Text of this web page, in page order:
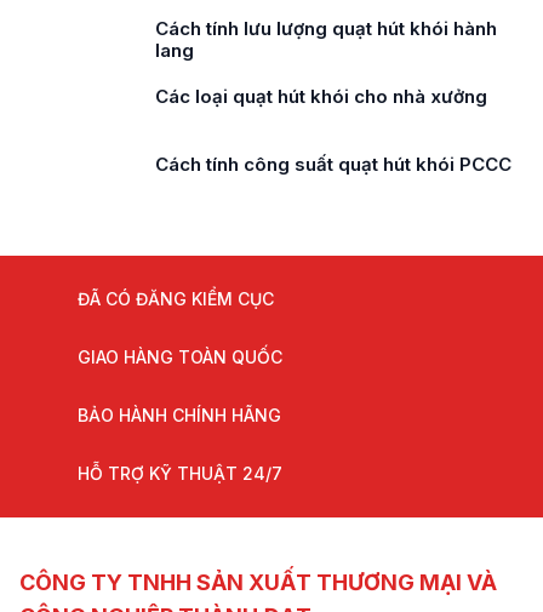
Tiêu chuẩn quạt hút khói hành lang
Các loại quạt hút khói cho tòa nhà cao
Cách tính lưu lượng quạt hút khói
ĐÃ CÓ ĐĂNG KIỂM CỤC
GIAO HÀNG TOÀN QUỐC
BẢO HÀNH CHÍNH HÃNG
HỖ TRỢ KỸ THUẬT 24/7
CÔNG TY TNHH SẢN XUẤT THƯƠNG MẠI VÀ